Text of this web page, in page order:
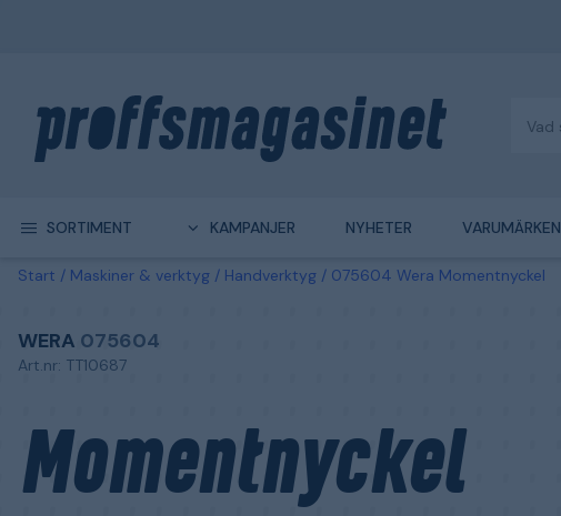
SORTIMENT KAMPANJER NYHETER VARUMÄRKEN
Start Maskiner & verktyg Handverktyg 075604 Wera Momentnyckel
WERA 075604
Art.nr: TT10687
Momentnyckel